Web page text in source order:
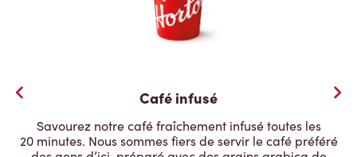
Café infusé
Savourez notre café fraîchement infusé toutes les
20 minutes. Nous sommes fiers de servir le café préféré